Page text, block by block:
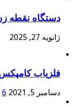
دستگاه نقطه
ژانویه 27, 2025
فلزیاب
دسامبر 5, 2021 6